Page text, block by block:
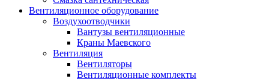
Вентиляционное оборудование
Воздухоотводчики
Вантузы вентиляционные
Краны Маевского
Вентиляция
Вентиляторы
Вентиляционные комплекты